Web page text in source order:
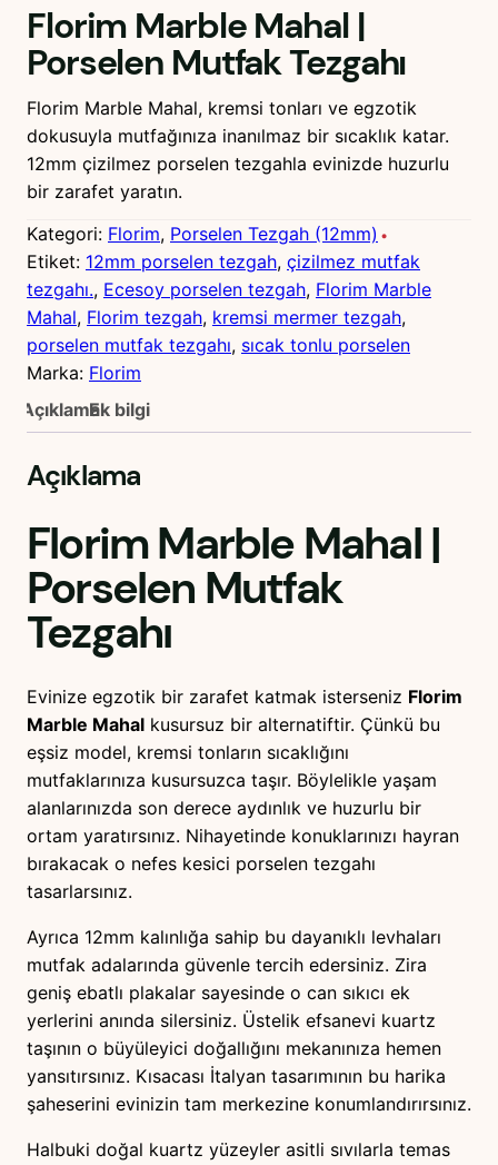
Florim Marble Mahal |
Porselen Mutfak Tezgahı
Florim Marble Mahal, kremsi tonları ve egzotik
dokusuyla mutfağınıza inanılmaz bir sıcaklık katar.
12mm çizilmez porselen tezgahla evinizde huzurlu
bir zarafet yaratın.
Kategori: Florim, Porselen Tezgah (12mm)
Etiket: 12mm porselen tezgah, çizilmez mutfak
tezgahı., Ecesoy porselen tezgah, Florim Marble
Mahal, Florim tezgah, kremsi mermer tezgah
porselen mutfak tezgahı, sıcak tonlu porselen
Marka: Florim
AçıklamaEk bilgi
Açıklama
Florim Marble Mahal|
Porselen Mutfak
Tezgahı
Evinize egzotik bir zarafet katmak isterseniz Florim
Marble Mahal kusursuz bir alternatiftir. Çünkü bu
eşsiz model, kremsi tonların sıcaklığını
mutfaklarınıza kusursuzca taşır. Böylelikle yaşam
alanlarınızda son derece aydınlık ve huzurlu bir
ortam yaratırsınız. Nihayetinde konuklarınızı hayran
bırakacak o nefes kesici porselen tezgahı
tasarlarsınız.
Ayrıca 12mm kalınlığa sahip bu dayanıklı levhaları
mutfak adalarında güvenle tercih edersiniz. Zira
geniş ebatlı plakalar sayesinde o can sıkıcı ek
yerlerini anında silersiniz. Üstelik efsanevi kuartz
taşının o büyüleyici doğallığını mekanınıza hemen
yansıtırsınız. Kısacası İtalyan tasarımının bu harika
şaheserini evinizin tam merkezine konumlandırırsınız.
Halbuki doğal kuartz yüzeyler asitli sıvılarla temas